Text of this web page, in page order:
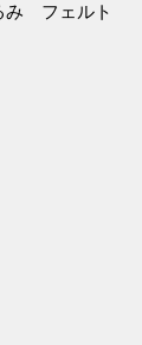
み フェルト